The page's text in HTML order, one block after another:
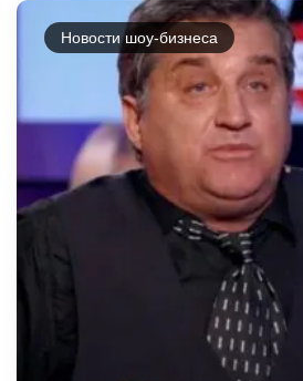
Новости шоу-бизнеса